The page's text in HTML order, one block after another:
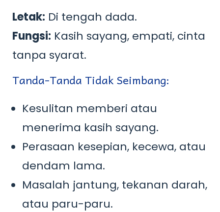
Letak: Di tengah dada.
Fungsi: Kasih sayang, empati, cinta
tanpa syarat.
Tanda-Tanda Tidak Seimbang:
Kesulitan memberi atau
menerima kasih sayang.
Perasaan kesepian, kecewa, atau
dendam lama.
Masalah jantung, tekanan darah,
atau paru-paru.